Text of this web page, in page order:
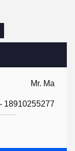
Mr. Ma
18910255277